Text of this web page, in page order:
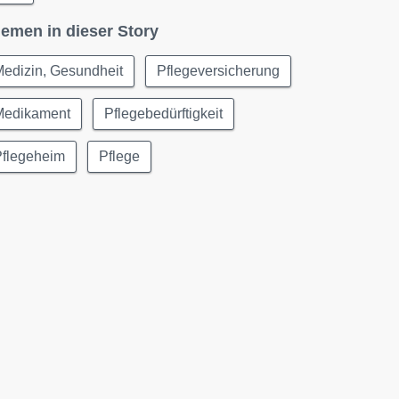
in dieser Story
Gesundheit Pflegeversicherung
Pflegebedürftigkeit
Pflege